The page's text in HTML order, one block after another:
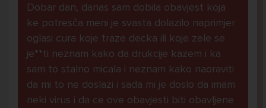
Dobar dan, danas sam dobila obavjest koja
ke potresča meni je svasta dolazilo naprimjer
oglasi cura koje traze decka ili koje zele se
je**ti neznam kako da drukcije kazem i ka
sam to stalno micala i neznam kako naoraviti
da mi to ne doslazi i sada mi je doslo da imam
neki virus i da ce ove obavjesti biti obavljene